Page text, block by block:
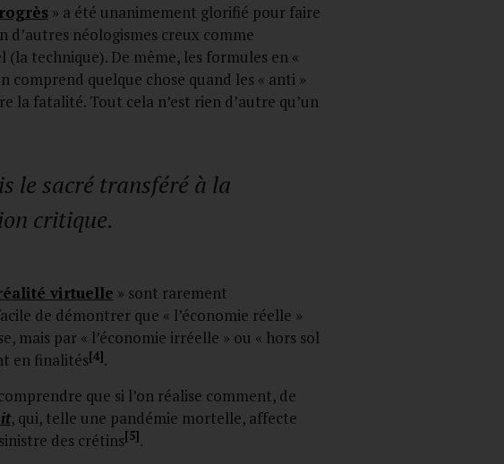
» a été unanimement glorifié pour faire
d’autres néologismes creux comme
technique). De même, les formules en «
comprend quelque chose quand les « anti »
fatalité. Tout cela n’est rien d’autre qu’un
le sacré transféré à la
critique.
virtuelle » sont rarement
de démontrer que « l’économie réelle »
mais par « l’économie irréelle » ou « hors sol
en finalités[4].
que si l’on réalise comment, de
, qui, telle une pandémie mortelle, affecte
des crétins[5].